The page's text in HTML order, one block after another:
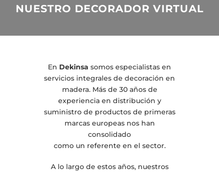
NUESTRO DECORADOR VIRTUAL
En Dekinsa somos especialistas en
servicios integrales de decoración en
madera. Más de 30 años de
experiencia en distribución y
suministro de productos de primeras
marcas europeas nos han
consolidado
como un referente en el sector.
A lo largo de estos años, nuestros